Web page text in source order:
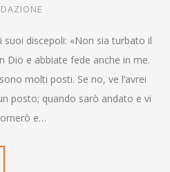
suoi discepoli: «Non sia turbato il
Dio e abbiate fede anche in me.
molti posti. Se no, ve l’avrei
posto; quando sarò andato e vi
e…